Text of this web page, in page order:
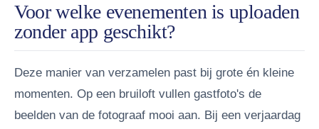
Voor welke evenementen is uploaden
zonder app geschikt?
Deze manier van verzamelen past bij grote én kleine
momenten. Op een bruiloft vullen gastfoto's de
beelden van de fotograaf mooi aan. Bij een verjaardag